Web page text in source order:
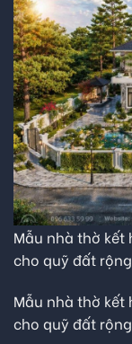
Mẫu nhà thờ kết
cho quỹ đất rộng
Mẫu nhà thờ kết
cho quỹ đất rộng